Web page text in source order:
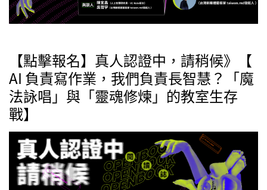
【點擊報名】真人認證中，請稍候》【
AI 負責寫作業，我們負責長智慧？「魔
法詠唱」與「靈魂修煉」的教室生存
戰】